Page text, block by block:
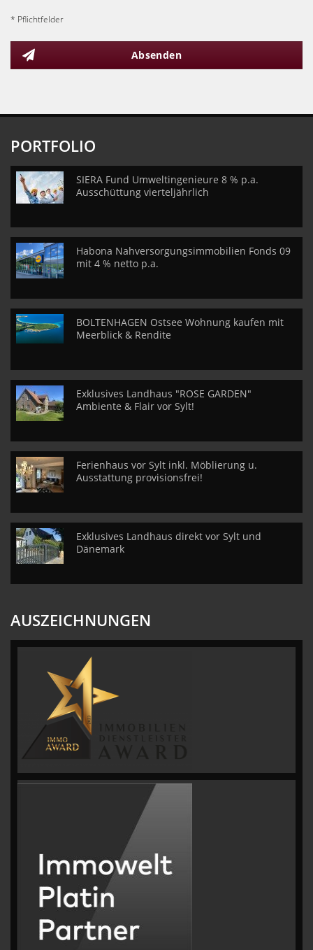
* Pflichtfelder
Absenden
PORTFOLIO
SIERA Fund Umweltingenieure 8 % p.a.
Ausschüttung vierteljährlich
Habona Nahversorgungsimmobilien Fonds 09
mit 4 % netto p.a.
BOLTENHAGEN Ostsee Wohnung kaufen mit
Meerblick & Rendite
Exklusives Landhaus "ROSE GARDEN"
Ambiente & Flair vor Sylt!
Ferienhaus vor Sylt inkl. Möblierung u.
Ausstattung provisionsfrei!
Exklusives Landhaus direkt vor Sylt und
Dänemark
AUSZEICHNUNGEN